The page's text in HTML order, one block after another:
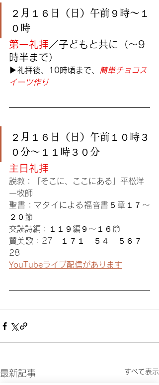
２月１６日（日）午前９時〜１
０時
第一礼拝 ／子どもと共に（〜9
時半まで）
▶︎礼拝後、10時頃まで、
簡単チョコス
イーツ作り
２月１６日（日）午前１０時３
０分〜１１時３０分
主日礼拝
説教：「そこに、ここにある」平松洋
一牧師
聖書：マタイによる福音書５章１７〜
２０節
交読詩編：１１９編９〜１６節
賛美歌：27　１７１　５４　５６７
28
YouTubeライブ配信があります
最新記事 すべて表示